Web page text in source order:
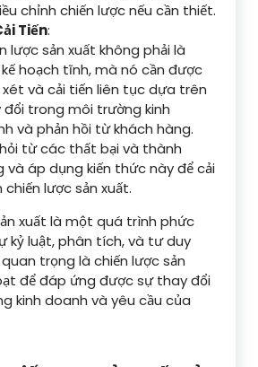
chỉnh chiến lược nếu cần thiết.
Tiến:
lược sản xuất không phải là
hoạch tĩnh, mà nó cần được
và cải tiến liên tục dựa trên
đổi trong môi trường kinh
và phản hồi từ khách hàng.
từ các thất bại và thành
và áp dụng kiến thức này để cải
chiến lược sản xuất.
xuất là một quá trình phức
kỷ luật, phân tích, và tư duy
trọng là chiến lược sản
để đáp ứng được sự thay đổi
kinh doanh và yêu cầu của